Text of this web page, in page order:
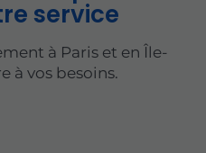
service
à Paris et en Île-
à vos besoins.